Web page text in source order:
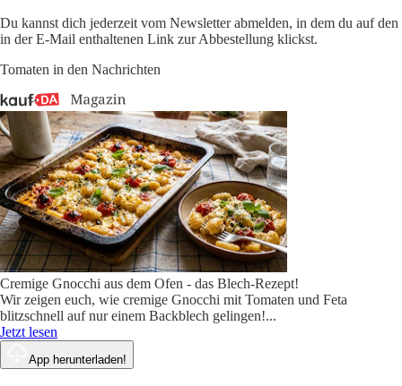
Du kannst dich jederzeit vom Newsletter abmelden, in dem du auf den
in der E-Mail enthaltenen Link zur Abbestellung klickst.
Tomaten in den Nachrichten
Cremige Gnocchi aus dem Ofen - das Blech-Rezept!
Wir zeigen euch, wie cremige Gnocchi mit Tomaten und Feta
blitzschnell auf nur einem Backblech gelingen!...
Jetzt lesen
App herunterladen!